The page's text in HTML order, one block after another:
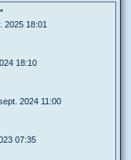
2025 18:01
18:10
2024 11:00
07:35